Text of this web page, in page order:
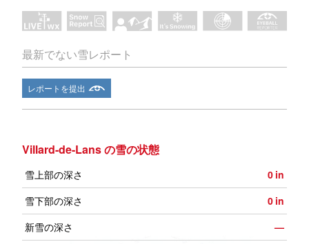
最新でない雪レポート
レポートを提出
Villard-de-Lans の雪の状態
雪上部の深さ 0 in
雪下部の深さ
0 in
新雪の深さ
—